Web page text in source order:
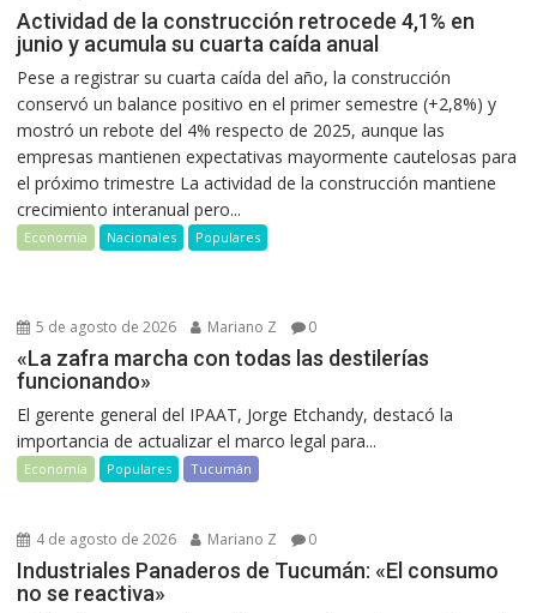
Actividad de la construcción retrocede 4,1% en
junio y acumula su cuarta caída anual
Pese a registrar su cuarta caída del año, la construcción
conservó un balance positivo en el primer semestre (+2,8%) y
mostró un rebote del 4% respecto de 2025, aunque las
empresas mantienen expectativas mayormente cautelosas para
el próximo trimestre La actividad de la construcción mantiene
crecimiento interanual pero...
Economía Nacionales Populares
5 de agosto de 2026 Mariano Z 0
«La zafra marcha con todas las destilerías
funcionando»
El gerente general del IPAAT, Jorge Etchandy, destacó la
importancia de actualizar el marco legal para...
Economía Populares Tucumán
4 de agosto de 2026 Mariano Z 0
Industriales Panaderos de Tucumán: «El consumo
no se reactiva»